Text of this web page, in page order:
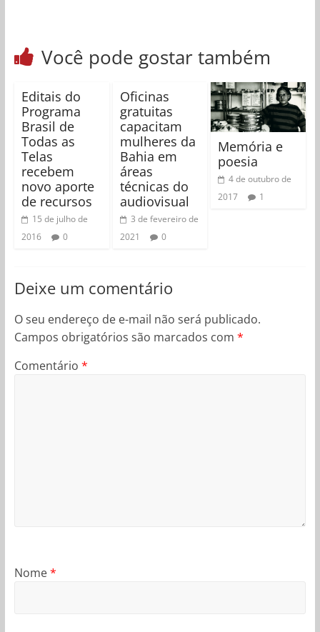
Você pode gostar também
Editais do
Programa
Brasil de
Todas as
Telas
recebem
novo aporte
de recursos
15 de julho de
2016
0
Oficinas
gratuitas
capacitam
mulheres da
Bahia em
áreas
técnicas do
audiovisual
3 de fevereiro de
2021
0
Memória e
poesia
4 de outubro de
2017
1
Deixe um comentário
O seu endereço de e-mail não será publicado.
Campos obrigatórios são marcados com *
Comentário *
Nome*